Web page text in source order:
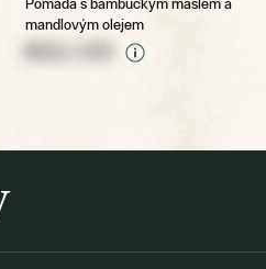
Pomáda s bambuckým máslem a
mandlovým olejem